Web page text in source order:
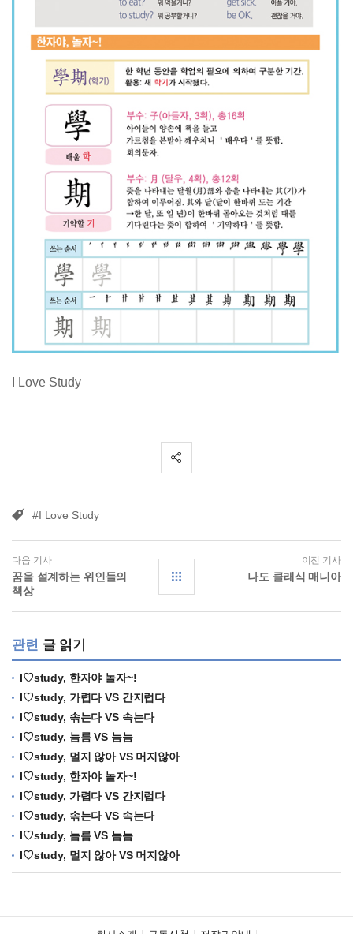
I Love Study
#I Love Study
다음 기사
꿈을 설계하는 위인들의
책상
이전 기사
나도 클래식 매니아
관련 글 읽기
I♡study, 한자야 놀자~!
I♡study, 가렵다 VS 간지럽다
I♡study, 솎는다 VS 속는다
I♡study, 늠름 VS 늠늠
I♡study, 멀지 않아 VS 머지않아
I♡study, 한자야 놀자~!
I♡study, 가렵다 VS 간지럽다
I♡study, 솎는다 VS 속는다
I♡study, 늠름 VS 늠늠
I♡study, 멀지 않아 VS 머지않아